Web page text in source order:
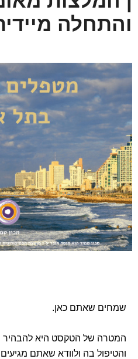
והתחלה
שמחים שאתם כאן.
המטרה של הטקסט היא להבהיר
והטיפול בה ולוודא שאתם